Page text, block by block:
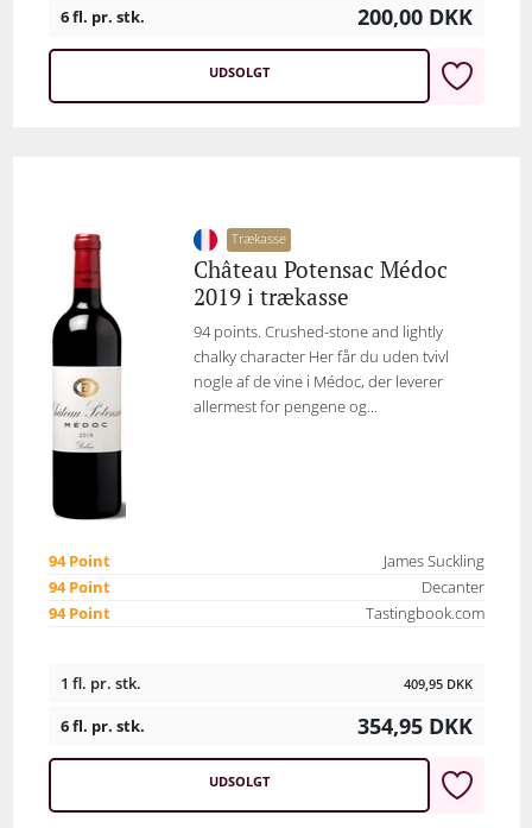
6 fl. pr. stk. 200,00 DKK
UDSOLGT
Trækasse
Château Potensac Médoc
2019 i trækasse
94 points. Crushed-stone and lightly
chalky character Her får du uden tvivl
nogle af de vine i Médoc, der leverer
allermest for pengene og...
94 Point
James Suckling
94 Point
Decanter
94 Point
Tastingbook.com
1 fl. pr. stk. 409,95 DKK
6 fl. pr. stk. 354,95 DKK
UDSOLGT